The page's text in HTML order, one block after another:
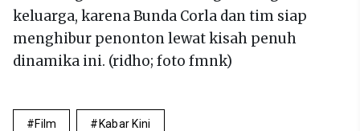
keluarga, karena Bunda Corla dan tim siap
menghibur penonton lewat kisah penuh
dinamika ini. (ridho; foto fmnk)
Film Kabar Kini